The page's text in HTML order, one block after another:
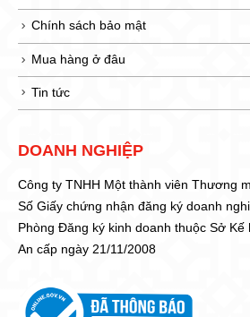
Chính sách bảo mật
Mua hàng ở đâu
Tin tức
DOANH NGHIỆP
Công ty TNHH Một thành viên Thương
Số Giấy chứng nhận đăng ký doanh
Phòng Đăng ký kinh doanh thuộc Sở
An cấp ngày 21/11/2008